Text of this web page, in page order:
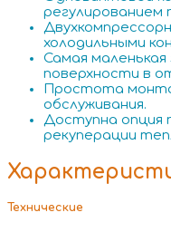
регулированием
холодильными
Самая
поверхности в
Простота
обслуживания.
Доступна опция
рекуперации
Технические